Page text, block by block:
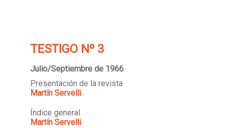
TESTIGO Nº 3
Julio/Septiembre de 1966
Presentación de la revista
Martín Servelli
Índice general
Martín Servelli